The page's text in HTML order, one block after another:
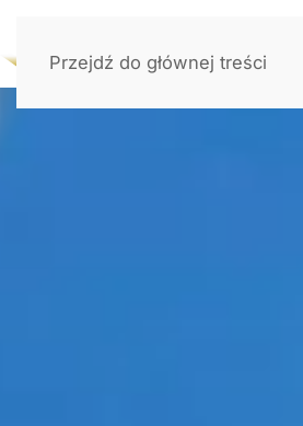
Przejdź do głównej treści